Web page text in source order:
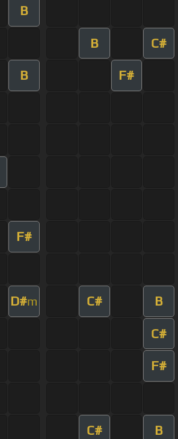
B
B C#
B F#
F#
D#m C# B
C#
F#
C# B